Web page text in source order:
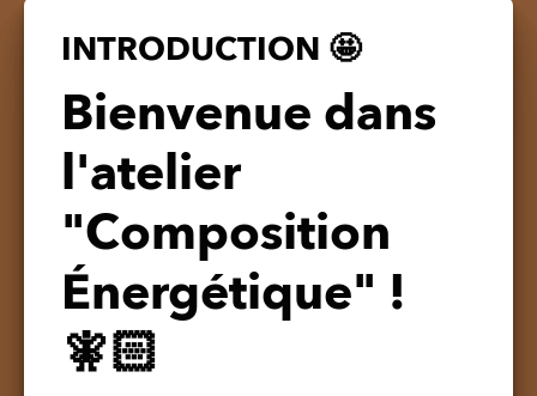
INTRODUCTION 🤩
Bienvenue dans
l'atelier
"Composition
Énergétique" !
🧚🏻